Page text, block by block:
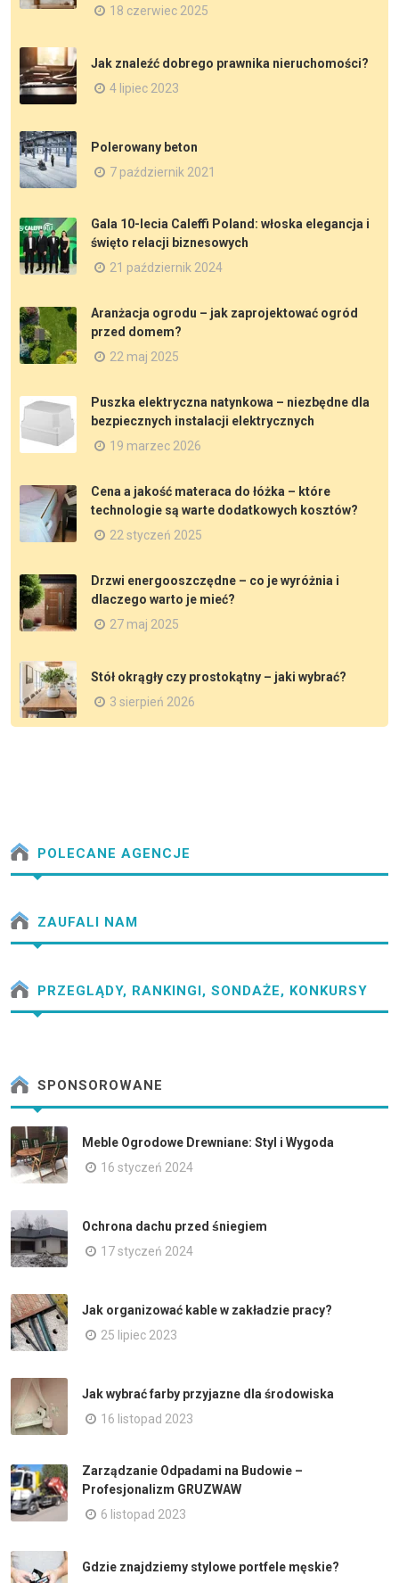
18 czerwiec 2025
Jak znaleźć dobrego prawnika nieruchomości?
4 lipiec 2023
Polerowany beton
7 październik 2021
Gala 10-lecia Caleffi Poland: włoska elegancja i
święto relacji biznesowych
21 październik 2024
Aranżacja ogrodu – jak zaprojektować ogród
przed domem?
22 maj 2025
Puszka elektryczna natynkowa – niezbędne dla
bezpiecznych instalacji elektrycznych
19 marzec 2026
Cena a jakość materaca do łóżka – które
technologie są warte dodatkowych kosztów?
22 styczeń 2025
Drzwi energooszczędne – co je wyróżnia i
dlaczego warto je mieć?
27 maj 2025
Stół okrągły czy prostokątny – jaki wybrać?
3 sierpień 2026
POLECANE AGENCJE
ZAUFALI NAM
PRZEGLĄDY, RANKINGI, SONDAŻE, KONKURSY
SPONSOROWANE
Meble Ogrodowe Drewniane: Styl i Wygoda
16 styczeń 2024
Ochrona dachu przed śniegiem
17 styczeń 2024
Jak organizować kable w zakładzie pracy?
25 lipiec 2023
Jak wybrać farby przyjazne dla środowiska
16 listopad 2023
Zarządzanie Odpadami na Budowie –
Profesjonalizm GRUZWAW
6 listopad 2023
Gdzie znajdziemy stylowe portfele męskie?